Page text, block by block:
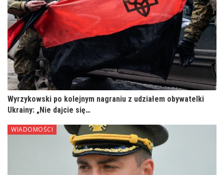
Wyrzykowski po kolejnym nagraniu z udziałem obywatelki
Ukrainy: „Nie dajcie się…
WIADOMOŚCI